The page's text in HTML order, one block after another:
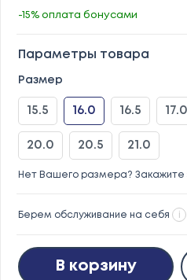
-15% оплата бонусами
Параметры товара
Размер
15.5 16.0 16.5 17.0
20.0 20.5 21.0
Нет Вашего размера? Закажите
Берем обслуживание на себя i
В корзину